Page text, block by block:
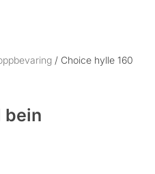
/ Choice hylle 160
bein